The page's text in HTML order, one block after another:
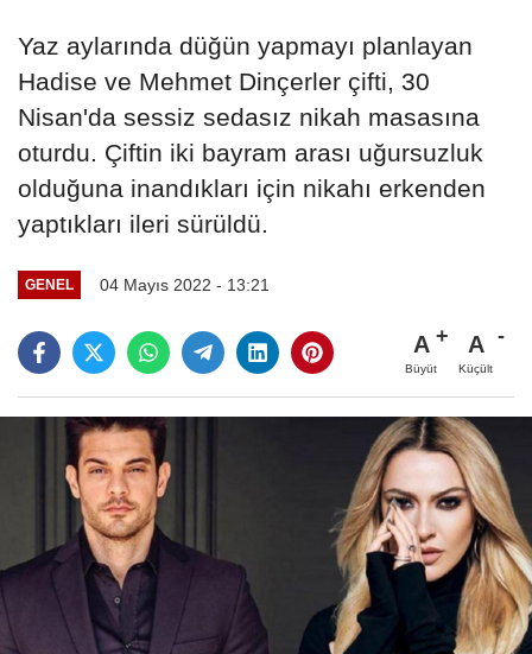
Yaz aylarında düğün yapmayı planlayan
Hadise ve Mehmet Dinçerler çifti, 30
Nisan'da sessiz sedasız nikah masasına
oturdu. Çiftin iki bayram arası uğursuzluk
olduğuna inandıkları için nikahı erkenden
yaptıkları ileri sürüldü.
GENEL 04 Mayıs 2022 - 13:21
A
Büyüt
A
Küçült